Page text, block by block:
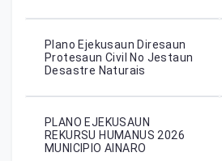
Plano Ejekusaun Diresaun
Protesaun Civil No Jestaun
Desastre Naturais
PLANO EJEKUSAUN
REKURSU HUMANUS 2026
MUNICIPIO AINARO